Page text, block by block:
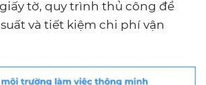
tờ, quy trình thủ công để
và tiết kiệm chi phí vận